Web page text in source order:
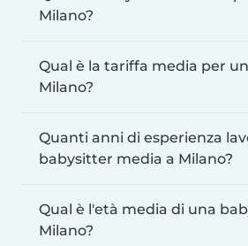
Milano?
Qual è la tariffa media per
Milano?
Quanti anni di esperienza
babysitter media a Milano?
Qual è l'età media di una
Milano?